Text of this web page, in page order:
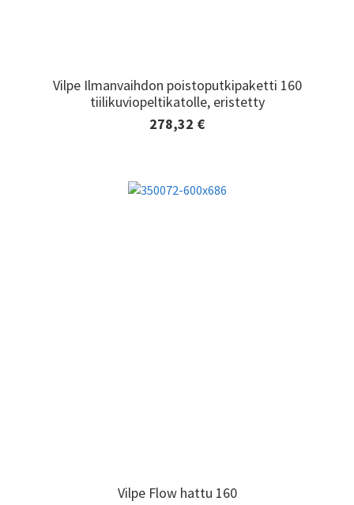
Vilpe Ilmanvaihdon poistoputkipaketti 160
tiilikuviopeltikatolle, eristetty
278,32 €
Vilpe Ilmanvaihdon poistoputkipaketti 160
tiilikuviopeltikatolle, eristetty
Lisätiedot ja tilaaminen
Vilpe Flow hattu 160
Vilpe Flow hattu 160